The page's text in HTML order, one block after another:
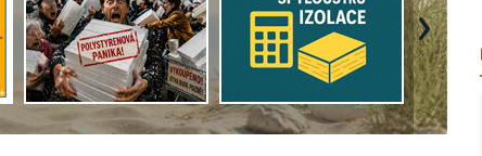
Next